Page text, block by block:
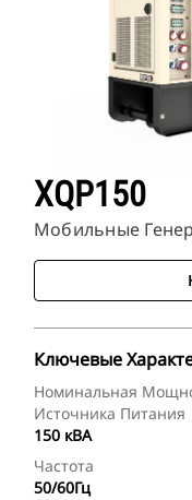
XQP150
Мобильные
Ключевые
Номинальная
Источника Питания
150 кВА
Частота
50/60Гц